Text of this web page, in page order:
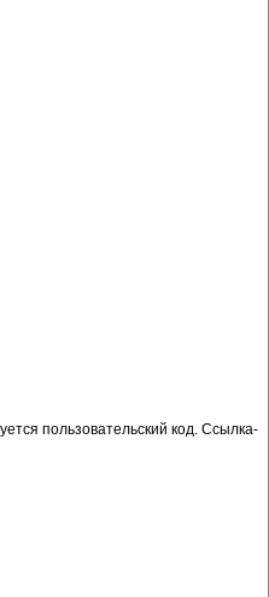
пользовательский код. Ссылка-